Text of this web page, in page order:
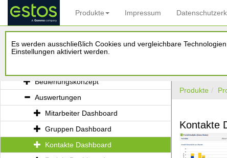
Es werden ausschließlich Cookies und vergleichbare
Einstellungen aktiviert werden.
Produkte Impressum
ProCall Analytics
Administrationshandbuch
Bedienungskonzept
Auswertungen
Mitarbeiter Dashboard
Gruppen Dashboard
Kontakte Dashboard
Produkte
Kontakte